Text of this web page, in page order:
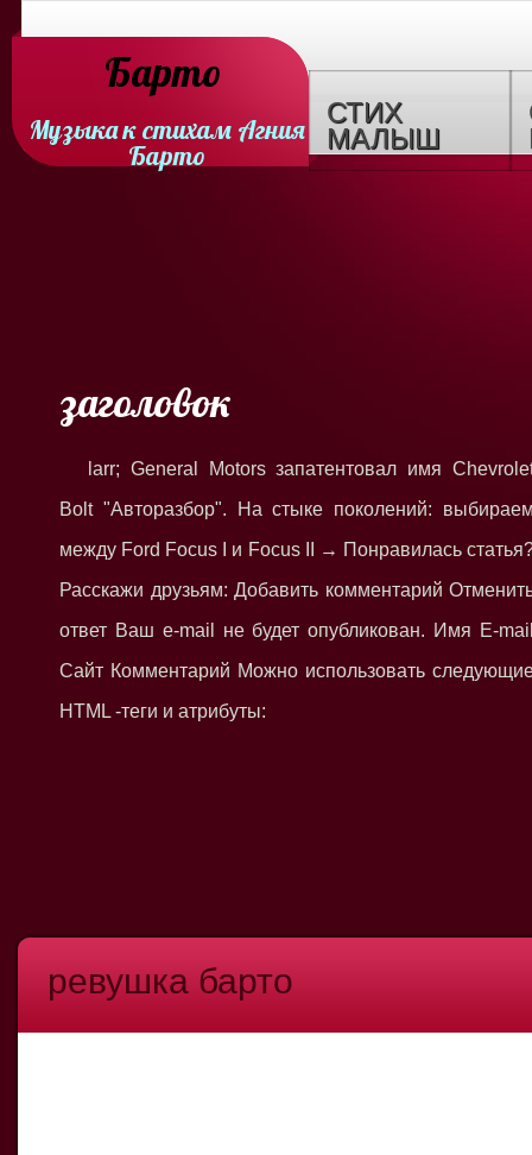
Барто
Музыка к стихам Агния
Барто
СТИХ
МАЛЫШ
заголовок
larr; General Motors запатентовал имя
Bolt "Авторазбор". На стыке поколений:
между Ford Focus I и Focus II → Понравилась
Расскажи друзьям: Добавить комментарий
ответ Ваш e-mail не будет опубликован. Имя E-
Сайт Комментарий Можно использовать
HTML -теги и атрибуты:
ревушка барто